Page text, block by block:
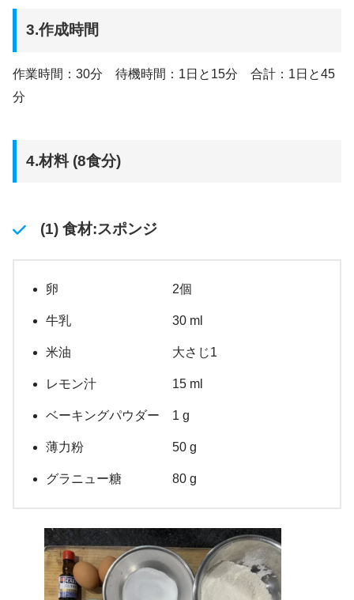
3.作成時間
作業時間：30分 待機時間：1日と15分 合計：1日と45
分
4.材料 (8食分)
(1) 食材:スポンジ
卵 2個
牛乳 30 ml
米油 大さじ1
レモン汁 15 ml
ベーキングパウダー 1 g
薄力粉 50 g
グラニュー糖 80 g